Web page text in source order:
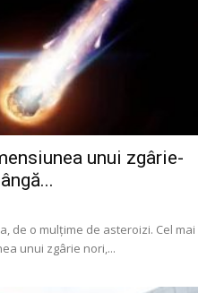
unui zgârie-
de o mulțime de asteroizi. Cel mai
unui zgârie nori,...